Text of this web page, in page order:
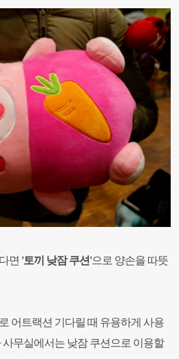
면 '토끼 낮잠 쿠션'으로 양손을 따뜻
어트랙션 기다릴 때 유용하게 사용
무실에서는 낮잠 쿠션으로 이용할